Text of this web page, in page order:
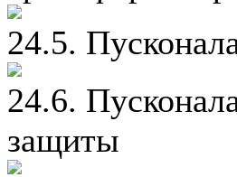
24.5.
24.6.
защиты